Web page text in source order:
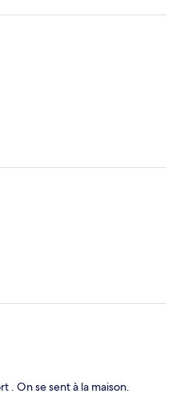
. On se sent à la maison.